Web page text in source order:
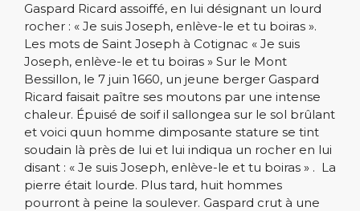
Gaspard Ricard assoiffé, en lui désignant un lourd
rocher : « Je suis Joseph, enlève-le et tu boiras ».
Les mots de Saint Joseph à Cotignac « Je suis
Joseph, enlève-le et tu boiras » Sur le Mont
Bessillon, le 7 juin 1660, un jeune berger Gaspard
Ricard faisait paître ses moutons par une intense
chaleur. Épuisé de soif il sallongea sur le sol brûlant
et voici quun homme dimposante stature se tint
soudain là près de lui et lui indiqua un rocher en lui
disant : « Je suis Joseph, enlève-le et tu boiras » . La
pierre était lourde. Plus tard, huit hommes
pourront à peine la soulever. Gaspard crut à une